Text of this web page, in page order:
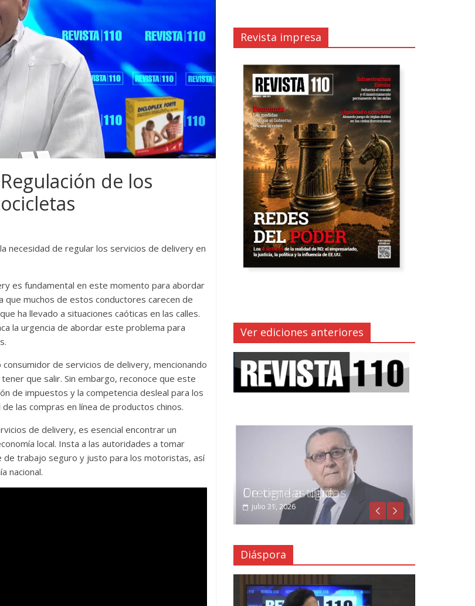
de los
necesidad de regular los servicios de delivery en
es fundamental en este momento para abordar
que muchos de estos conductores carecen de
ha llevado a situaciones caóticas en las calles.
la urgencia de abordar este problema para
de servicios de delivery, mencionando
que salir. Sin embargo, reconoce que este
de impuestos y la competencia desleal para los
las compras en línea de productos chinos.
de delivery, es esencial encontrar un
local. Insta a las autoridades a tomar
trabajo seguro y justo para los motoristas, así
nacional.
Revista impresa
Ver ediciones anteriores
Crecen las dudas
julio 29, 2026
Diáspora